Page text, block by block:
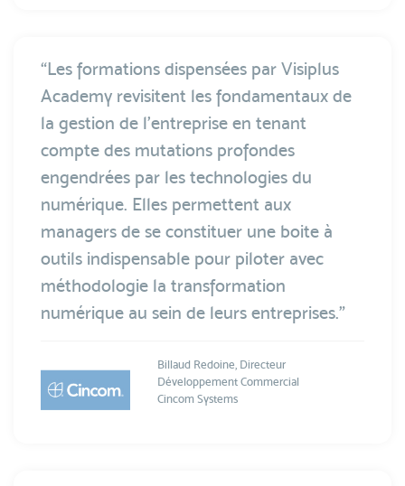
“Les formations dispensées par Visiplus
Academy revisitent les fondamentaux de
la gestion de l'entreprise en tenant
compte des mutations profondes
engendrées par les technologies du
numérique. Elles permettent aux
managers de se constituer une boite à
outils indispensable pour piloter avec
méthodologie la transformation
numérique au sein de leurs entreprises.”
Billaud Redoine, Directeur
Développement Commercial
Cincom Systems